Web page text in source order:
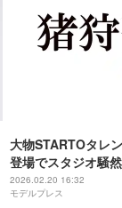
大物STARTOタレ
登場でスタジオ騒
蒼弥は涙浮かべるも
す」
2026.02.20 16:32
モデルプレス